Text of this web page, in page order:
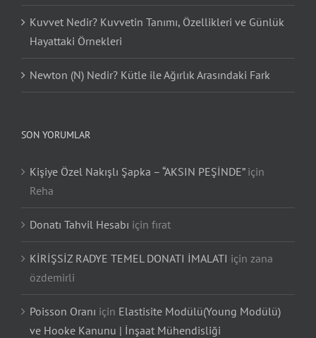
Kuvvet Nedir? Kuvvetin Tanımı, Özellikleri ve Günlük
Hayattaki Örnekleri
Newton (N) Nedir? Kütle ile Ağırlık Arasındaki Fark
SON YORUMLAR
Kişiye Özel Nakışlı Şapka – “AKSIN PEŞİNDE”için
Reha
Donatı Tahvil Hesabı için fırat
KİRİŞSİZ RADYE TEMEL DONATI İMALATI için zana
özdemirli
Poisson Oranı için Elastisite Modülü(Young Modülü)
ve Hooke Kanunu | İnşaat Mühendisliği